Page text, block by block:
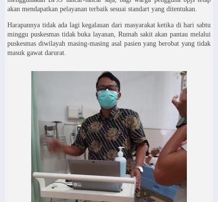
akan mendapatkan pelayanan terbaik sesuai standart yang ditentukan.
Harapannya tidak ada lagi kegalauan dari masyarakat ketika di hari sabtu
minggu puskesmas tidak buka layanan, Rumah sakit akan pantau melalui
puskesmas diwilayah masing-masing asal pasien yang berobat yang tidak
masuk gawat darurat.